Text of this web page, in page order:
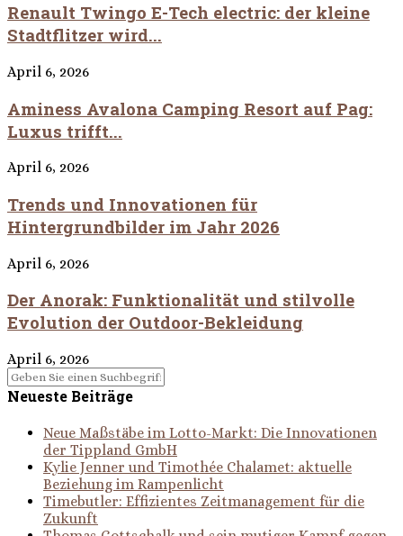
Renault Twingo E-Tech electric: der kleine
Stadtflitzer wird...
April 6, 2026
Aminess Avalona Camping Resort auf Pag:
Luxus trifft...
April 6, 2026
Trends und Innovationen für
Hintergrundbilder im Jahr 2026
April 6, 2026
Der Anorak: Funktionalität und stilvolle
Evolution der Outdoor-Bekleidung
April 6, 2026
Neueste Beiträge
Neue Maßstäbe im Lotto-Markt: Die Innovationen
der Tippland GmbH
Kylie Jenner und Timothée Chalamet: aktuelle
Beziehung im Rampenlicht
Timebutler: Effizientes Zeitmanagement für die
Zukunft